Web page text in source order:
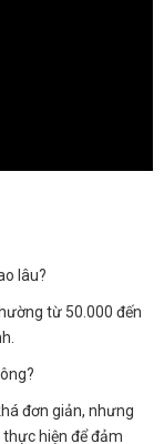
lâu?
từ 50.000 đến
đơn giản, nhưng
hiện để đảm